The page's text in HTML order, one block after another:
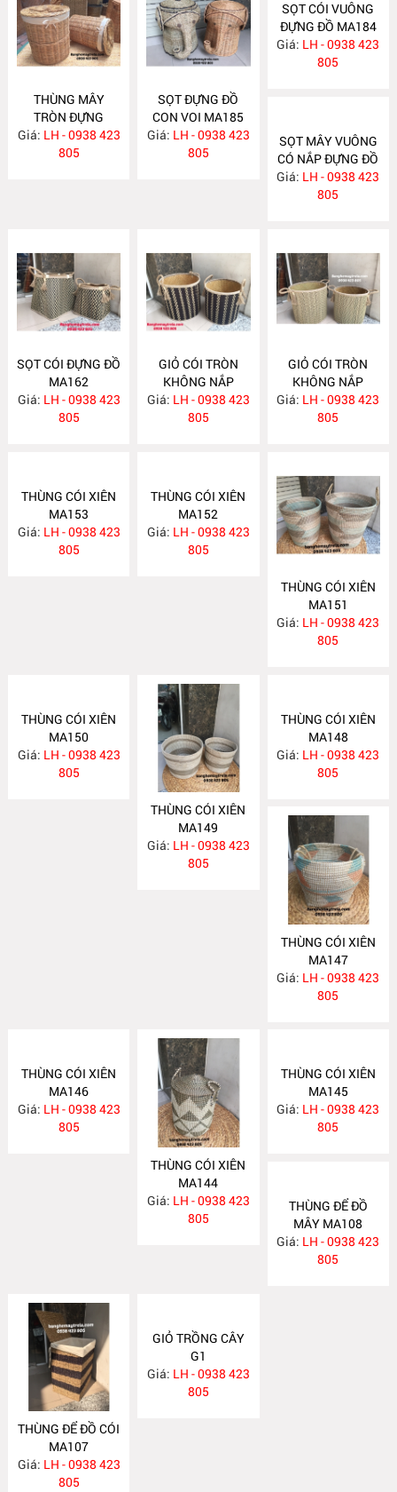
THÙNG MÂY
TRÒN ĐỰNG
QUẦN ÁO MA186
Giá: LH - 0938 423
805
SỌT ĐỰNG ĐỒ
CON VOI MA185
Giá: LH - 0938 423
805
SỌT CÓI VUÔNG
ĐỰNG ĐỒ MA184
Giá: LH - 0938 423
805
SỌT MÂY VUÔNG
CÓ NẮP ĐỰNG ĐỒ
MA183
Giá: LH - 0938 423
805
SỌT CÓI ĐỰNG ĐỒ
MA162
Giá: LH - 0938 423
805
GIỎ CÓI TRÒN
KHÔNG NẮP
MA161
Giá: LH - 0938 423
805
GIỎ CÓI TRÒN
KHÔNG NẮP
MA160
Giá: LH - 0938 423
805
THÙNG CÓI XIÊN
MA153
Giá: LH - 0938 423
805
THÙNG CÓI XIÊN
MA152
Giá: LH - 0938 423
805
THÙNG CÓI XIÊN
MA151
Giá: LH - 0938 423
805
THÙNG CÓI XIÊN
MA150
Giá: LH - 0938 423
805
THÙNG CÓI XIÊN
MA149
Giá: LH - 0938 423
805
THÙNG CÓI XIÊN
MA148
Giá: LH - 0938 423
805
THÙNG CÓI XIÊN
MA147
Giá: LH - 0938 423
805
THÙNG CÓI XIÊN
MA144
Giá: LH - 0938 423
805
Giá:LH - 0938 423
805
MÂY MA108
Giá:LH - 0938 423
805
THÙNG ĐỂ ĐỒ CÓI